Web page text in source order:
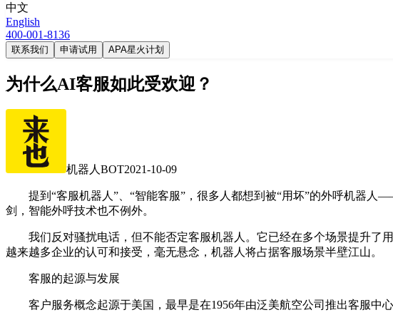
中文
English
400-001-8136
联系我们 申请试用 APA星火计划
为什么AI客服如此受欢迎？
机器人BOT2021-10-09
提到“客服机器人”、“智能客服”，很多人都想到被“用坏”的外呼机器人
剑，智能外呼技术也不例外。
我们反对骚扰电话，但不能否定客服机器人。它已经在多个场景提升了
越来越多企业的认可和接受，毫无悬念，机器人将占据客服场景半壁江山。
客服的起源与发展
客户服务概念起源于美国，最早是在1956年由泛美航空公司推出客服中